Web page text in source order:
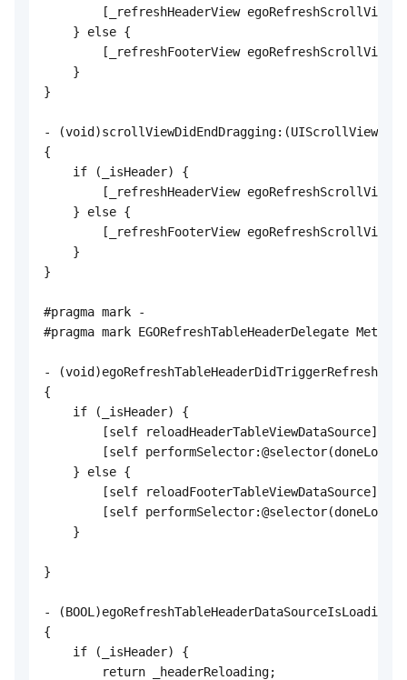
[_refreshHeaderView
    } else {
[_refreshFooterView
    }
}
- (void)scrollViewDidEndDragging:(UIScrollView
{
    if (_isHeader) {
[_refreshHeaderView
    } else {
[_refreshFooterView
    }
}
#pragma mark -
#pragma mark EGORefreshTableHeaderDelegate Methods
-
{
    if (_isHeader) {
        [self reloadHeaderTableViewDataSource];
[self
    } else {
        [self reloadFooterTableViewDataSource];
[self
    }
}
-
{
    if (_isHeader) {
        return _headerReloading;